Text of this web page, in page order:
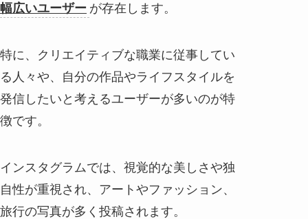
幅広いユーザー が存在します。
特に、クリエイティブな職業に従事してい
る人々や、自分の作品やライフスタイルを
発信したいと考えるユーザーが多いのが特
徴です。
インスタグラムでは、視覚的な美しさや独
自性が重視され、アートやファッション、
旅行の写真が多く投稿されます。